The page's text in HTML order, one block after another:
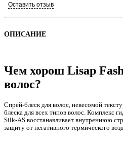
Оставить отзыв
ОПИСАНИЕ
Чем хорош Lisap
волос?
Спрей-блеск для волос, невесомой
блеска для всех типов волос. Комплекс
Silk-АS восстанавливает внутреннюю
защиту от негативного термического